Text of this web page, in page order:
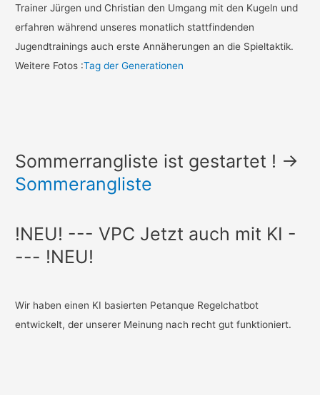
Trainer Jürgen und Christian den Umgang mit den Kugeln und
erfahren während unseres monatlich stattfindenden
Jugendtrainings auch erste Annäherungen an die Spieltaktik.
Weitere Fotos :Tag der Generationen
Sommerrangliste ist gestartet ! ->
Sommerangliste
!NEU! --- VPC Jetzt auch mit KI -
--- !NEU!
Wir haben einen KI basierten Petanque Regelchatbot
entwickelt, der unserer Meinung nach recht gut funktioniert.